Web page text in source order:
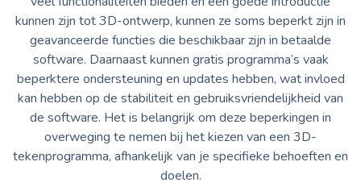
kunnen zijn tot 3D-ontwerp, kunnen ze soms beperkt zijn in
geavanceerde functies die beschikbaar zijn in betaalde
software. Daarnaast kunnen gratis programma’s vaak
beperktere ondersteuning en updates hebben, wat invloed
kan hebben op de stabiliteit en gebruiksvriendelijkheid van
de software. Het is belangrijk om deze beperkingen in
overweging te nemen bij het kiezen van een 3D-
tekenprogramma, afhankelijk van je specifieke behoeften en
doelen.